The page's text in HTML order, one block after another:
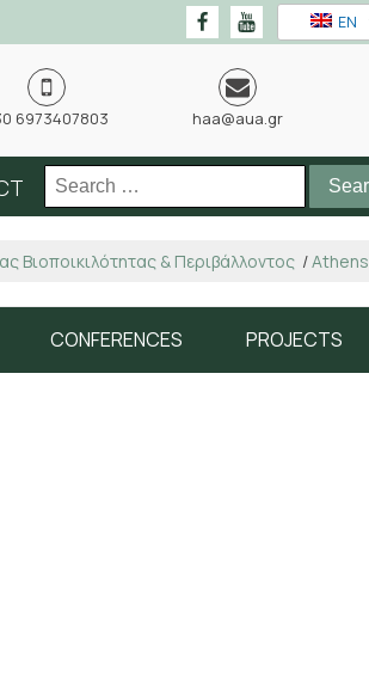
EN
6973407803 haa@aua.gr
Search
for:
Βιοποικιλότητας & Περιβάλλοντος /Athens
CONFERENCES PROJECTS